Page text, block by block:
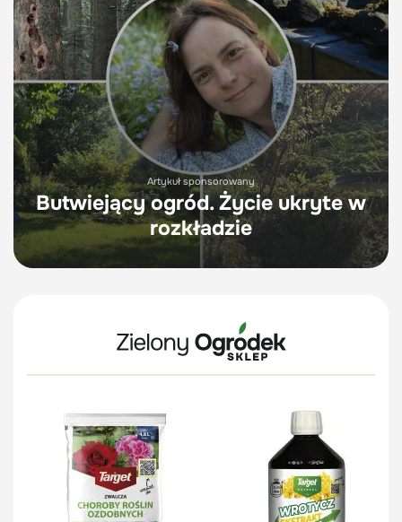
Artykuł sponsorowany
Butwiejący ogród. Życie ukryte w
rozkładzie